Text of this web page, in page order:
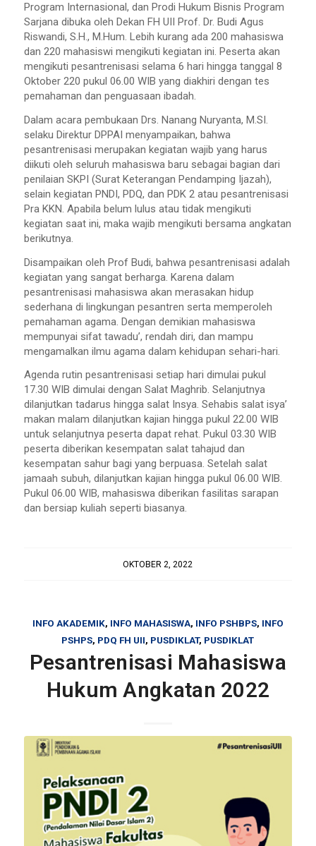
Program Internasional, dan Prodi Hukum Bisnis Program
Sarjana dibuka oleh Dekan FH UII Prof. Dr. Budi Agus
Riswandi, S.H., M.Hum. Lebih kurang ada 200 mahasiswa
dan 220 mahasiswi mengikuti kegiatan ini. Peserta akan
mengikuti pesantrenisasi selama 6 hari hingga tanggal 8
Oktober 220 pukul 06.00 WIB yang diakhiri dengan tes
pemahaman dan penguasaan ibadah.
Dalam acara pembukaan Drs. Nanang Nuryanta, M.SI.
selaku Direktur DPPAI menyampaikan, bahwa
pesantrenisasi merupakan kegiatan wajib yang harus
diikuti oleh seluruh mahasiswa baru sebagai bagian dari
penilaian SKPI (Surat Keterangan Pendamping Ijazah),
selain kegiatan PNDI, PDQ, dan PDK 2 atau pesantrenisasi
Pra KKN. Apabila belum lulus atau tidak mengikuti
kegiatan saat ini, maka wajib mengikuti bersama angkatan
berikutnya.
Disampaikan oleh Prof Budi, bahwa pesantrenisasi adalah
kegiatan yang sangat berharga. Karena dalam
pesantrenisasi mahasiswa akan merasakan hidup
sederhana di lingkungan pesantren serta memperoleh
pemahaman agama. Dengan demikian mahasiswa
mempunyai sifat tawadu’, rendah diri, dan mampu
mengamalkan ilmu agama dalam kehidupan sehari-hari.
Agenda rutin pesantrenisasi setiap hari dimulai pukul
17.30 WIB dimulai dengan Salat Maghrib. Selanjutnya
dilanjutkan tadarus hingga salat Insya. Sehabis salat isya’
makan malam dilanjutkan kajian hingga pukul 22.00 WIB
untuk selanjutnya peserta dapat rehat. Pukul 03.30 WIB
peserta diberikan kesempatan salat tahajud dan
kesempatan sahur bagi yang berpuasa. Setelah salat
jamaah subuh, dilanjutkan kajian hingga pukul 06.00 WIB.
Pukul 06.00 WIB, mahasiswa diberikan fasilitas sarapan
dan bersiap kuliah seperti biasanya.
OKTOBER 2, 2022
INFO AKADEMIK, INFO MAHASISWA, INFO PSHBPS, INFO
PSHPS, PDQ FH UII, PUSDIKLAT, PUSDIKLAT
Pesantrenisasi Mahasiswa
Hukum Angkatan 2022